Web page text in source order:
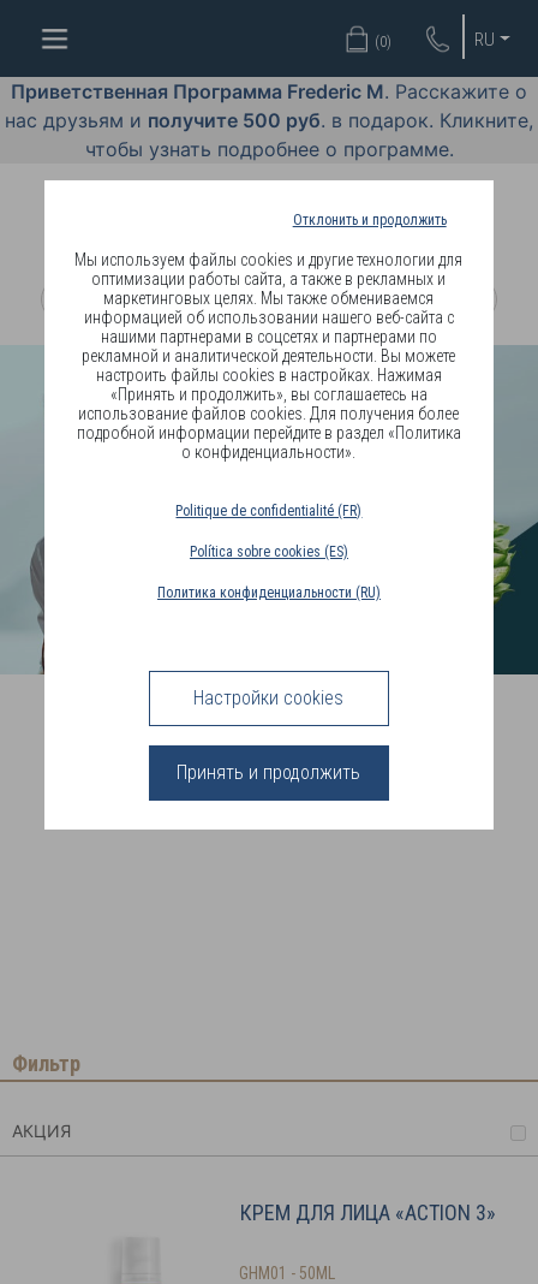
Отклонить и продолжить
Мы используем файлы cookies и другие технологии для
оптимизации работы сайта, а также в рекламных и
маркетинговых целях. Мы также обмениваемся
информацией об использовании нашего веб-сайта с
нашими партнерами в соцсетях и партнерами по
рекламной и аналитической деятельности. Вы можете
настроить файлы cookies в настройках. Нажимая
«Принять и продолжить», вы соглашаетесь на
использование файлов cookies. Для получения более
подробной информации перейдите в раздел «Политика
о конфиденциальности».
Politique de confidentialité (FR)
Política sobre cookies (ES)
Политика конфиденциальности (RU)
Настройки cookies
Принять и продолжить
RU
(0)
Приветственная Программа Frederic M. Расскажите о
нас друзьям и получите 500 руб. в подарок. Кликните,
чтобы узнать подробнее о программе.
ВАШИ
СКИДКИ
ИДЕИ
ПОДАРКОВ
ПОСЛЕДНИЙ
АРОМАТЫ
КОСМЕТИКА
СТАТЬ
КЛИЕНТОМ
СТРАНА
ДОСТАВКИ
(RU)
Для всех
потребностей
мужской кожи
Фильтр
АКЦИЯ
КРЕМ ДЛЯ ЛИЦА «ACTION 3»
GHM01 - 50ML